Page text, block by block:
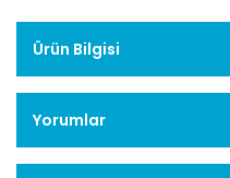
Ürün Bilgisi
Yorumlar